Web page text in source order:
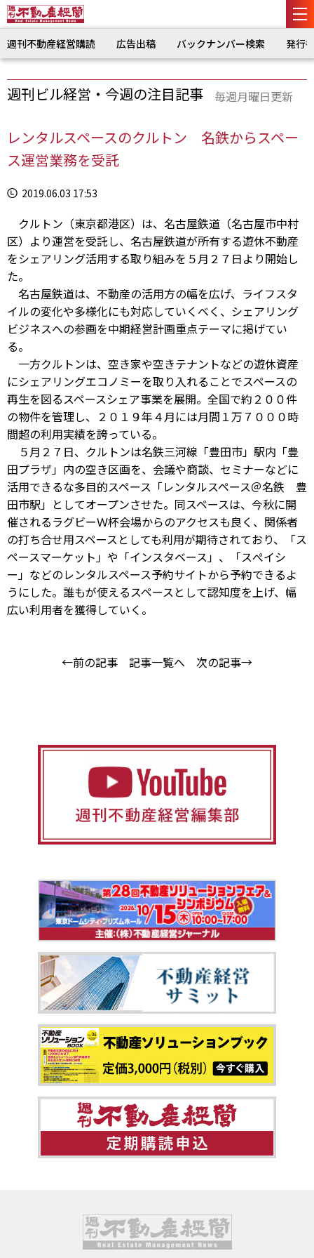
週刊不動産経営購読 広告出稿 バックナンバー検索 発行
週刊ビル経営・今週の注目記事 毎週月曜日更新
レンタルスペースのクルトン 名鉄からスペー
ス運営業務を受託
2019.06.03 17:53
クルトン（東京都港区）は、名古屋鉄道（名古屋市中村
区）より運営を受託し、名古屋鉄道が所有する遊休不動産
をシェアリング活用する取り組みを５月２７日より開始し
た。
名古屋鉄道は、不動産の活用方の幅を広げ、ライフスタ
イルの変化や多様化にも対応していくべく、シェアリング
ビジネスへの参画を中期経営計画重点テーマに掲げてい
る。
一方クルトンは、空き家や空きテナントなどの遊休資産
にシェアリングエコノミーを取り入れることでスペースの
再生を図るスペースシェア事業を展開。全国で約２００件
の物件を管理し、２０１９年４月には月間１万７０００時
間超の利用実績を誇っている。
５月２７日、クルトンは名鉄三河線「豊田市」駅内「豊
田プラザ」内の空き区画を、会議や商談、セミナーなどに
活用できるな多目的スペース「レンタルスペース＠名鉄 豊
田市駅」としてオープンさせた。同スペースは、今秋に開
催されるラグビーＷ杯会場からのアクセスも良く、関係者
の打ち合せ用スペースとしても利用が期待されており、「ス
ペースマーケット」や「インスタベース」、「スぺイシ
ー」などのレンタルスペース予約サイトから予約できるよ
うにした。誰もが使えるスペースとして認知度を上げ、幅
広い利用者を獲得していく。
←前の記事 記事一覧へ 次の記事→